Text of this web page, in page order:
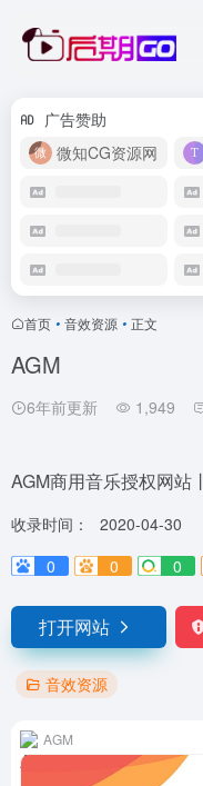
广告赞助
微知CG资源网
首页 • 音效资源 • 正文
AGM
6年前更新 1,949
AGM商用音乐授权网站丨
收录时间：
2020-04-30
0
0 0
打开网站
音效资源
AGM